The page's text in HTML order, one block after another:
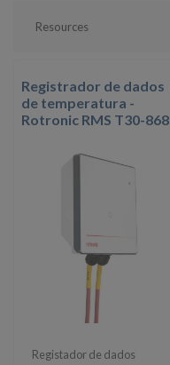
Resources
Registrador de dados
de temperatura -
Rotronic RMS T30-868
Registador de dados